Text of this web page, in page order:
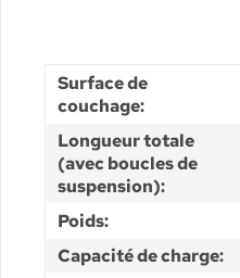
Surface de
couchage:
Longueur totale
(avec boucles de
suspension):
Poids:
Capacité de charge: